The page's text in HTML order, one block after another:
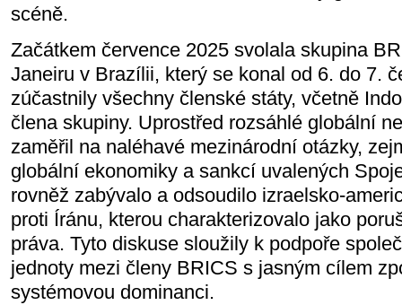
scéně.
Začátkem července 2025 svolala skupina
Janeiru v Brazílii, který se konal od 6. do 7.
zúčastnily všechny členské státy, včetně
člena skupiny. Uprostřed rozsáhlé globální
zaměřil na naléhavé mezinárodní otázky,
globální ekonomiky a sankcí uvalených
rovněž zabývalo a odsoudilo izraelsko-
proti Íránu, kterou charakterizovalo jako
práva. Tyto diskuse sloužily k podpoře
jednoty mezi členy BRICS s jasným cílem
systémovou dominanci.